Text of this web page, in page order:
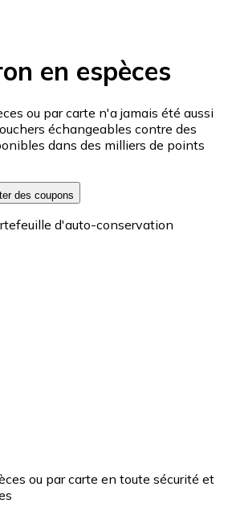
en espèces
ou par carte n'a jamais été aussi
échangeables contre des
dans des milliers de points
des coupons
d'auto-conservation
ou par carte en toute sécurité et